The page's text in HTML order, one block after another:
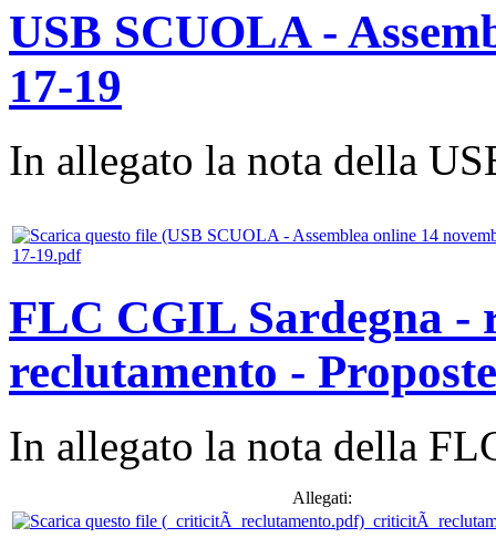
USB SCUOLA -
17-19
In allegato la nota della
17-19.pdf
FLC CGIL Sardegna -
reclutamento - Proposte
In allegato la nota della
Allegati:
_criticitÃ